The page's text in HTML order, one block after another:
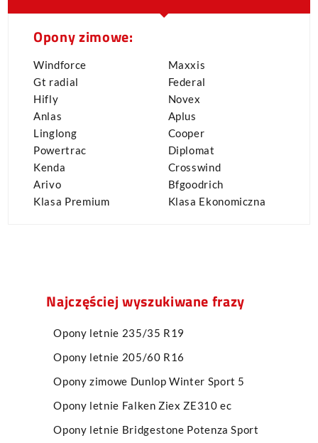
Opony zimowe:
Windforce
Gt radial
Hifly
Anlas
Linglong
Powertrac
Kenda
Arivo
Klasa Premium
Maxxis
Federal
Novex
Aplus
Cooper
Diplomat
Crosswind
Bfgoodrich
Klasa Ekonomiczna
Najczęściej wyszukiwane frazy
Opony letnie 235/35 R19
Opony letnie 205/60 R16
Opony zimowe Dunlop Winter Sport 5
Opony letnie Falken Ziex ZE310 ec
Opony letnie Bridgestone Potenza Sport